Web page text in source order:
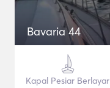
Bavaria 44
Kapal Pesiar Berlayar